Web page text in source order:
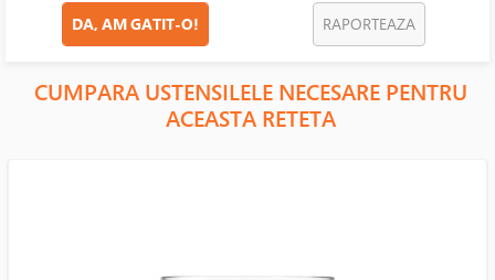
DA, AM GATIT-O! RAPORTEAZA
CUMPARA USTENSILELE NECESARE PENTRU
ACEASTA RETETA